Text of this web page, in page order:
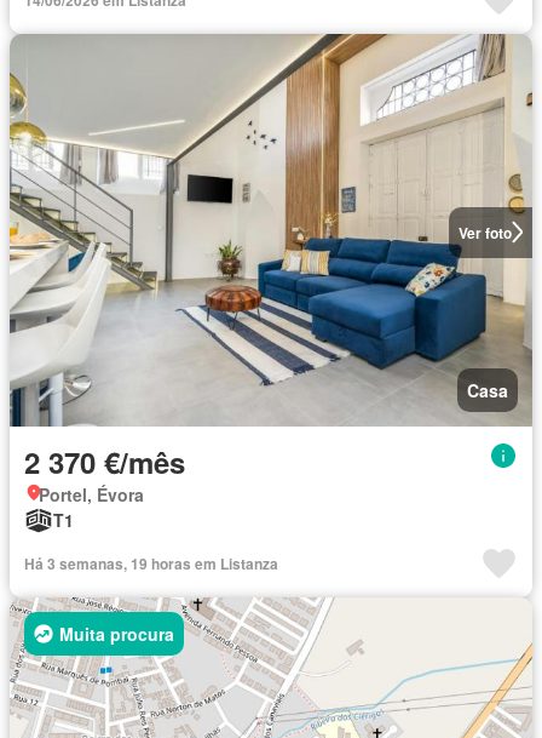
Ver foto
Casa
2 370 €/mês
Portel, Évora
T1
Há 3 semanas, 19 horas em Listanza
Muita procura